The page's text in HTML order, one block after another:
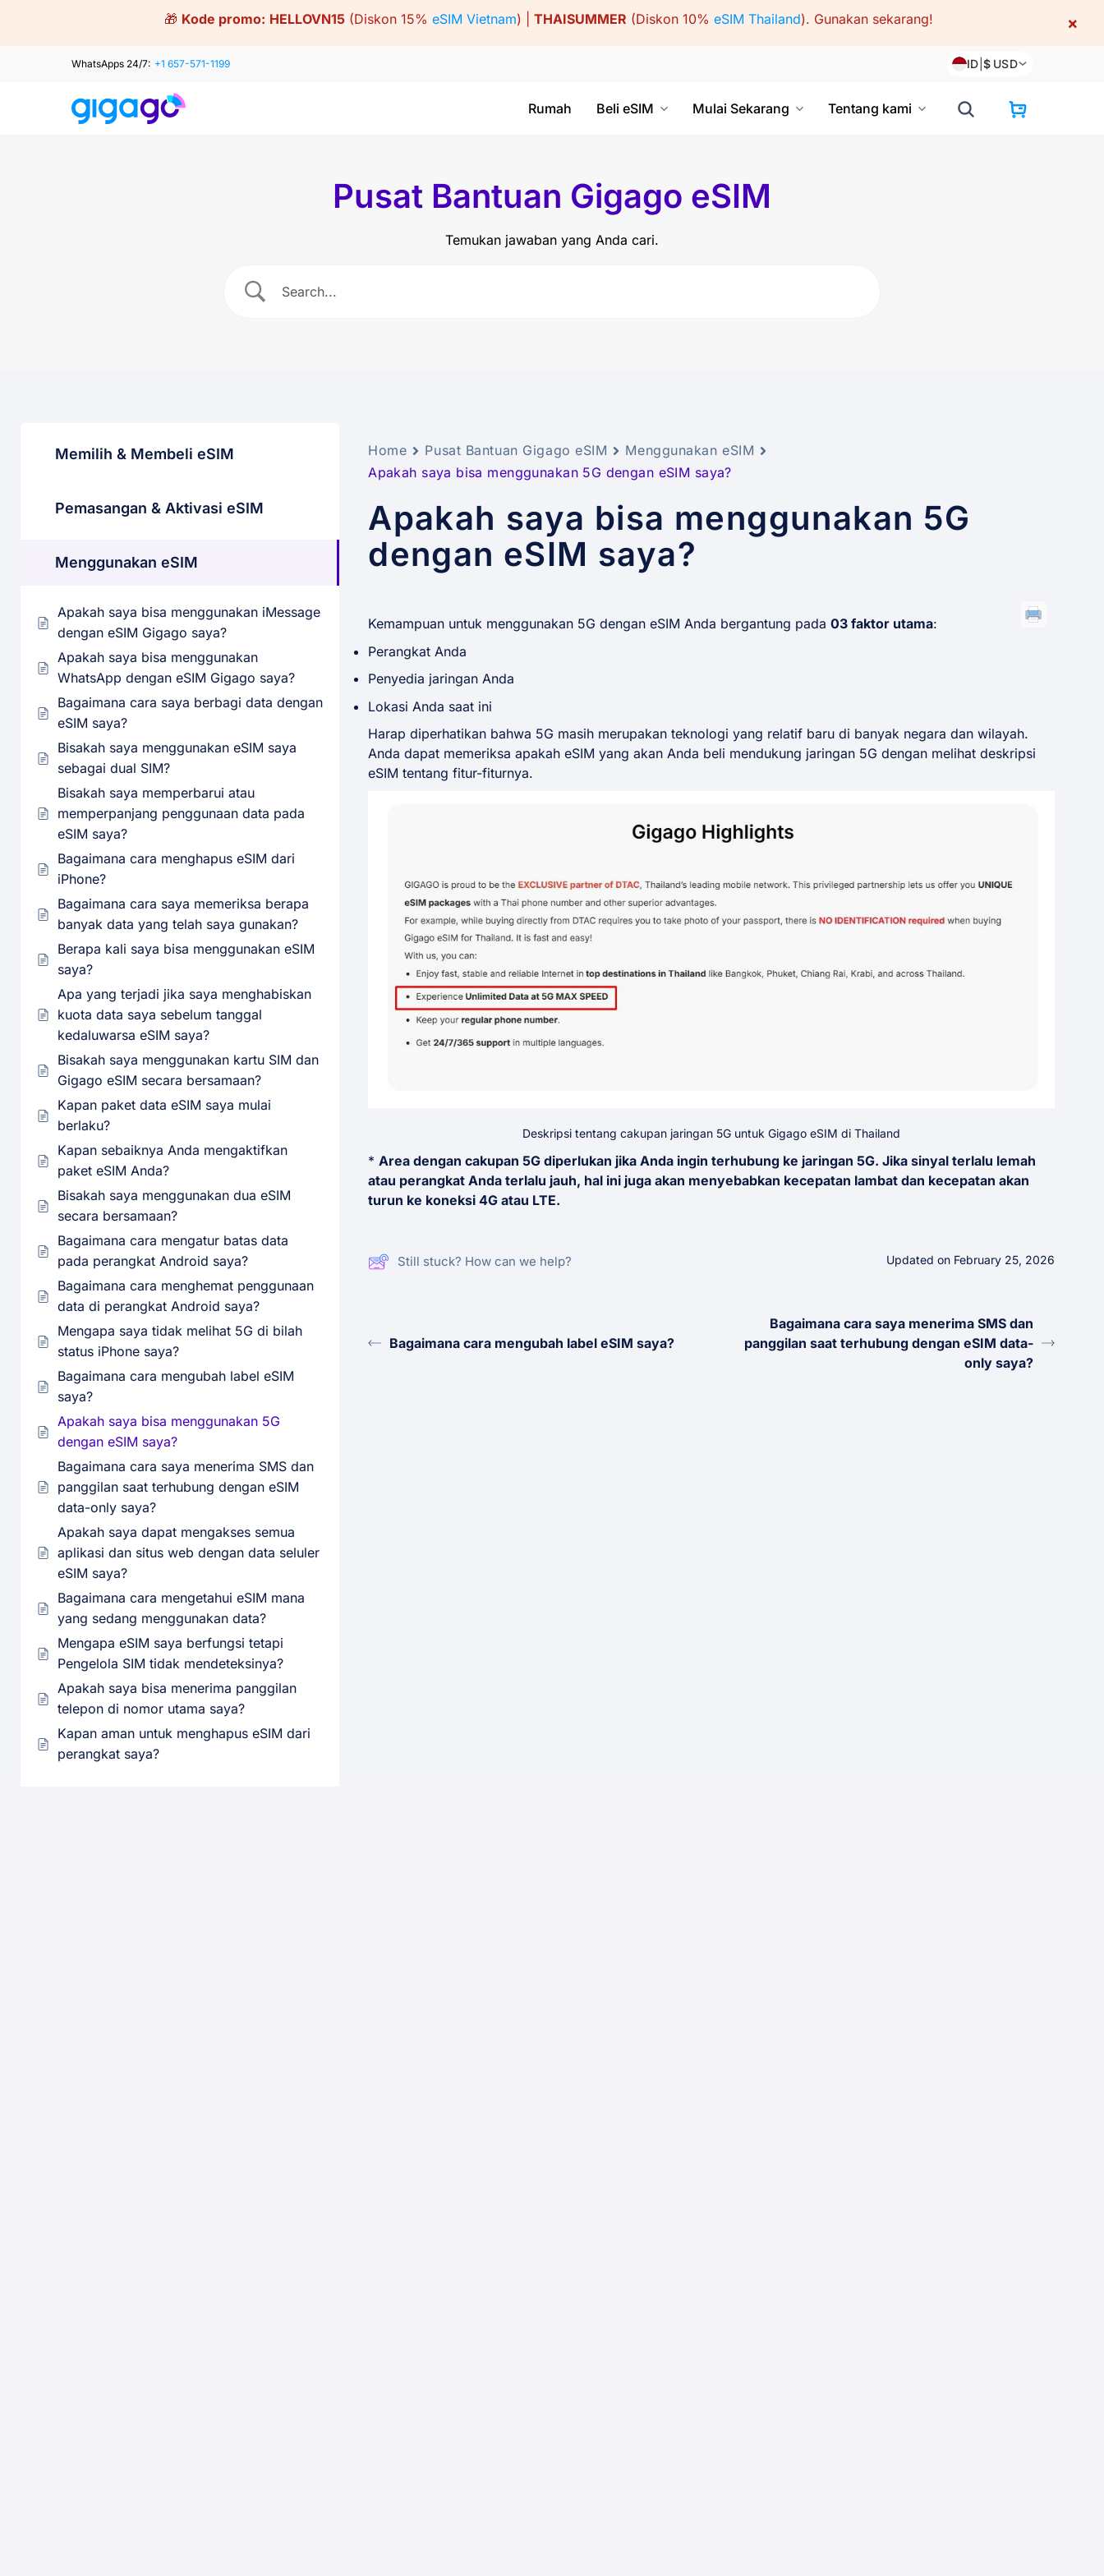
🎁 Kode promo: HELLOVN15 (Diskon 15% eSIM Vietnam) | THAISUMMER (Diskon 10% eSIM Thailand). Gunakan sekarang! ×
WhatsApps 24/7: +1 657-571-1199 ID |$ USD
Rumah Beli eSIM Mulai Sekarang Tentang kami
Pusat Bantuan Gigago eSIM
Temukan jawaban yang Anda cari.
Memilih & Membeli eSIM
Pemasangan & Aktivasi eSIM
Menggunakan eSIM
Apakah saya bisa menggunakan iMessage
dengan eSIM Gigago saya?
Apakah saya bisa menggunakan
WhatsApp dengan eSIM Gigago saya?
Bagaimana cara saya berbagi data dengan
eSIM saya?
Bisakah saya menggunakan eSIM saya
sebagai dual SIM?
Bisakah saya memperbarui atau
memperpanjang penggunaan data pada
eSIM saya?
Bagaimana cara menghapus eSIM dari
iPhone?
Bagaimana cara saya memeriksa berapa
banyak data yang telah saya gunakan?
Berapa kali saya bisa menggunakan eSIM
saya?
Apa yang terjadi jika saya menghabiskan
kuota data saya sebelum tanggal
kedaluwarsa eSIM saya?
Bisakah saya menggunakan kartu SIM dan
Gigago eSIM secara bersamaan?
Kapan paket data eSIM saya mulai
berlaku?
Kapan sebaiknya Anda mengaktifkan
paket eSIM Anda?
Bisakah saya menggunakan dua eSIM
secara bersamaan?
Bagaimana cara mengatur batas data
pada perangkat Android saya?
Bagaimana cara menghemat penggunaan
data di perangkat Android saya?
Mengapa saya tidak melihat 5G di bilah
status iPhone saya?
Bagaimana cara mengubah label eSIM
saya?
Apakah saya bisa menggunakan 5G
dengan eSIM saya?
Bagaimana cara saya menerima SMS dan
panggilan saat terhubung dengan eSIM
data-only saya?
Apakah saya dapat mengakses semua
aplikasi dan situs web dengan data seluler
eSIM saya?
Bagaimana cara mengetahui eSIM mana
yang sedang menggunakan data?
Mengapa eSIM saya berfungsi tetapi
Pengelola SIM tidak mendeteksinya?
Apakah saya bisa menerima panggilan
telepon di nomor utama saya?
Kapan aman untuk menghapus eSIM dari
perangkat saya?
Home Pusat Bantuan Gigago eSIM
Menggunakan eSIM
Apakah saya bisa menggunakan 5G dengan eSIM saya?
Apakah saya bisa menggunakan 5G
dengan eSIM saya?
Kemampuan untuk menggunakan 5G dengan eSIM Anda bergantung pada03 faktor utama:
Perangkat Anda
Penyedia jaringan Anda
Lokasi Anda saat ini
Harap diperhatikan bahwa 5G masih merupakan teknologi yang relatif baru di banyak negara dan wilayah.
Anda dapat memeriksa apakah eSIM yang akan Anda beli mendukung jaringan 5G dengan melihat deskripsi
eSIM tentang fitur-fiturnya.
Deskripsi tentang cakupan jaringan 5G untuk Gigago eSIM di Thailand
*Area dengan cakupan 5G diperlukan jika Anda ingin terhubung ke jaringan 5G. Jika sinyal terlalu lemah
atau perangkat Anda terlalu jauh, hal ini juga akan menyebabkan kecepatan lambat dan kecepatan akan
turun ke koneksi 4G atau LTE.
Still stuck? How can we help? Updated on February 25, 2026
Bagaimana cara mengubah label eSIM saya?
Bagaimana cara saya menerima SMS dan
panggilan saat terhubung dengan eSIM data-
only saya?